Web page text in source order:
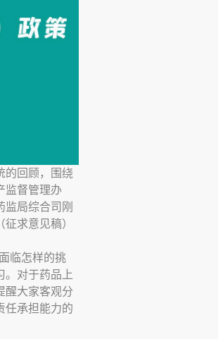
的回顾，围绕
监督管理办
监局综合司刚
求意见稿）
临怎样的挑
。对于药品上
醒大家客观分
任承担能力的